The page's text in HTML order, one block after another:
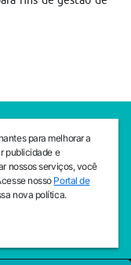
01503-001
01503-001
para melhorar a
publicidade e
nossos serviços, você
nosso Portal de
nova política.